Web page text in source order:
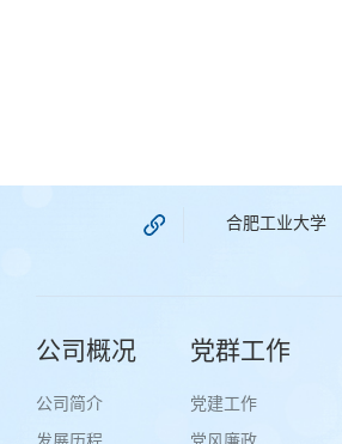
合肥工业大学
公司概况
公司简介
发展历程
党群工作
党建工作
党风廉政